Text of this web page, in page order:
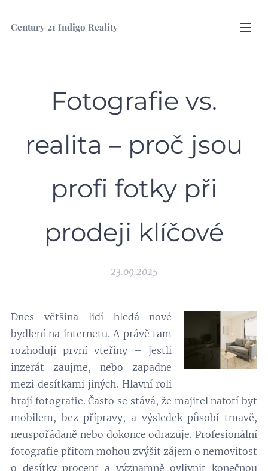
Century 21 Indigo Reality
Fotografie vs.
realita – proč jsou
profi fotky při
prodeji klíčové
23.09.2025
Dnes většina lidí hledá nové
bydlení na internetu. A právě tam
rozhodují první vteřiny – jestli
inzerát zaujme, nebo zapadne
mezi desítkami jiných. Hlavní roli
hrají fotografie. Často se stává, že majitel nafotí byt
mobilem, bez přípravy, a výsledek působí tmavě,
neuspořádaně nebo dokonce odrazuje. Profesionální
fotografie přitom mohou zvýšit zájem o nemovitost
o desítky procent a významně ovlivnit konečnou